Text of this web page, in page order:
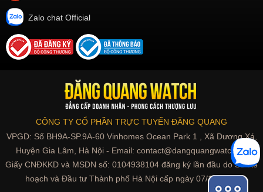
Zalo chat Official
CÔNG TY CỔ PHẦN TRỰC TUYẾN ĐĂNG QUANG
VPGD: Số BH9A-SP.9A-60 Vinhomes Ocean Park 1 , Xã Dương Xá,
Huyện Gia Lâm, Hà Nội - Email: contact@dangquangwatch.vn
Giấy CNĐKKD và MSDN số: 0104938104 đăng ký lần đầu do Sở Kế
hoạch và Đầu tư Thành phố Hà Nội cấp ngày 07/10/2010